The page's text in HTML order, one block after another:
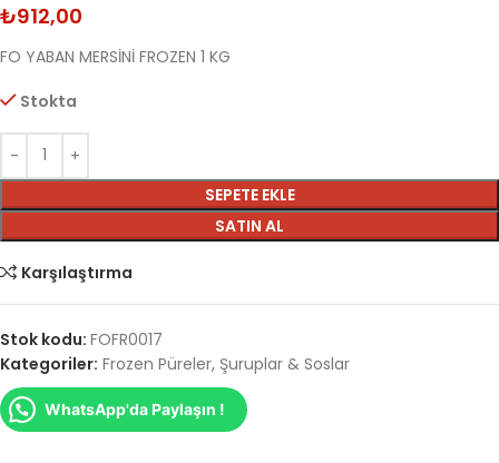
₺912,00
FO YABAN MERSİNİ FROZEN 1 KG
Stokta
SEPETE EKLE
SATIN AL
Karşılaştırma
Stok kodu: FOFR0017
Kategoriler: Frozen Püreler, Şuruplar & Soslar
WhatsApp'da Paylaşın !